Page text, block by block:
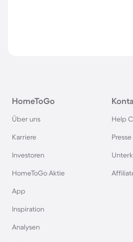
HomeToGo
Über uns
Karriere
Investoren
HomeToGo Aktie
App
Inspiration
Analysen
Help
Presse